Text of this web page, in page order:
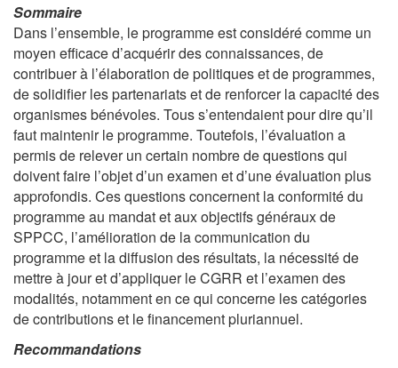
Sommaire
Dans l’ensemble, le programme est considéré comme un
moyen efficace d’acquérir des connaissances, de
contribuer à l’élaboration de politiques et de programmes,
de solidifier les partenariats et de renforcer la capacité des
organismes bénévoles. Tous s’entendaient pour dire qu’il
faut maintenir le programme. Toutefois, l’évaluation a
permis de relever un certain nombre de questions qui
doivent faire l’objet d’un examen et d’une évaluation plus
approfondis. Ces questions concernent la conformité du
programme au mandat et aux objectifs généraux de
SPPCC, l’amélioration de la communication du
programme et la diffusion des résultats, la nécessité de
mettre à jour et d’appliquer le CGRR et l’examen des
modalités, notamment en ce qui concerne les catégories
de contributions et le financement pluriannuel.
Recommandations